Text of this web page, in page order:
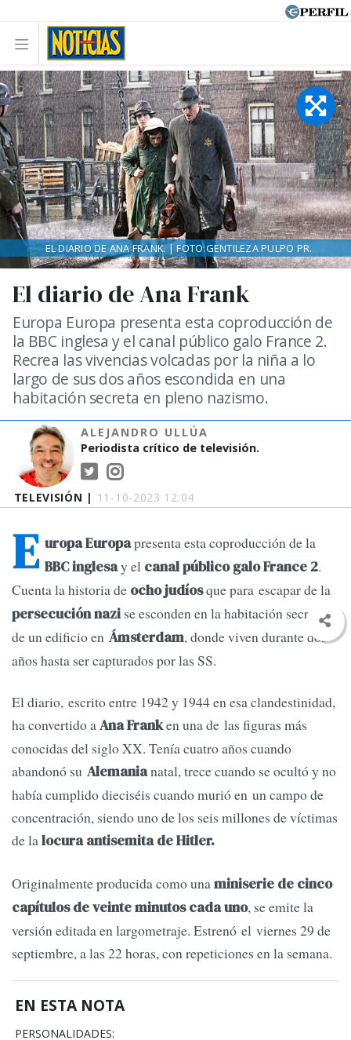
TELEVISIÓN | 11-10-2023 12:04
El diario de Ana Frank
Europa Europa presenta esta coproducción de
la BBC inglesa y el canal público galo France 2.
Recrea las vivencias volcadas por la niña a lo
largo de sus dos años escondida en una
habitación secreta en pleno nazismo.
ALEJANDRO ULLÚA
Periodista crítico de televisión.
EL DIARIO DE ANA FRANK. | FOTO:GENTILEZA PULPO PR.
E uropa Europapresenta esta coproducción de la
BBC inglesay el canal público galo France 2.
Cuenta la historia de ocho judíosque para escapar de la
persecución nazi se esconden en la habitación secreta,
de un edificio en Ámsterdam, donde viven durante dos
años hasta ser capturados por las SS.
El diario, escrito entre 1942 y 1944 en esa clandestinidad,
ha convertido aAna Franken una de las figuras más
conocidas del siglo XX. Tenía cuatro años cuando
abandonó su Alemanianatal, trece cuando se ocultó y no
había cumplido dieciséis cuando murió en un campo de
concentración, siendo uno de los seis millones de víctimas
de lalocura antisemita de Hitler.
Originalmente producida como unaminiserie de cinco
capítulos de veinte minutos cada uno, se emite la
versión editada en largometraje. Estrenó el viernes 29 de
septiembre, a las 22 horas, con repeticiones en la semana.
EN ESTA NOTA
PERSONALIDADES: